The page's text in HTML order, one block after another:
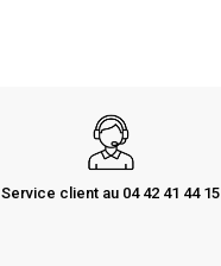
Service client au 04 42 41 44 15